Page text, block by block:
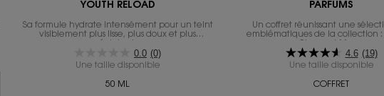
YOUTH RELOAD
Sa formule hydrate intensément pour un teint
visiblement plus lisse, plus doux et plus
0.0 (0)
Une taille disponible
50 ML
PARFUMS
Un coffret réunissant une
emblématiques de la collection :
4.6 (19)
Une taille disponible
COFFRET